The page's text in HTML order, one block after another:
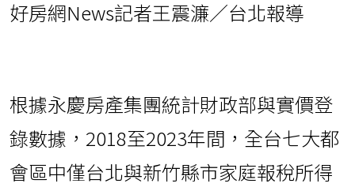
好房網News記者王震濂／台北報導
根據永慶房產集團統計財政部與實價登
錄數據，2018至2023年間，全台七大都
會區中僅台北與新竹縣市家庭報稅所得